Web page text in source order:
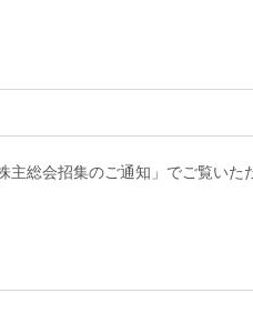
総会招集のご通知」でご覧いた